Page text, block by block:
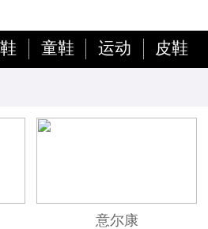
童鞋 运动 皮鞋
意尔康